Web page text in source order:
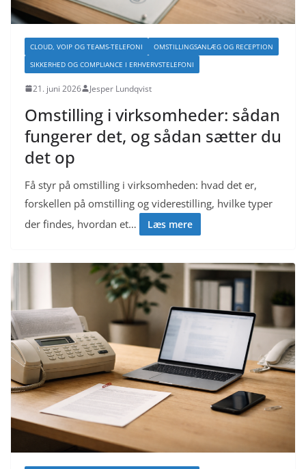
CLOUD, VOIP OG TEAMS-TELEFONI
OMSTILLINGSANLÆG OG RECEPTION
SIKKERHED OG COMPLIANCE I ERHVERVSTELEFONI
21. juni 2026 Jesper Lundqvist
Omstilling i virksomheder: sådan
fungerer det, og sådan sætter du
det op
Få styr på omstilling i virksomheden: hvad det er,
forskellen på omstilling og viderestilling, hvilke typer
der findes, hvordan et…
Læs mere